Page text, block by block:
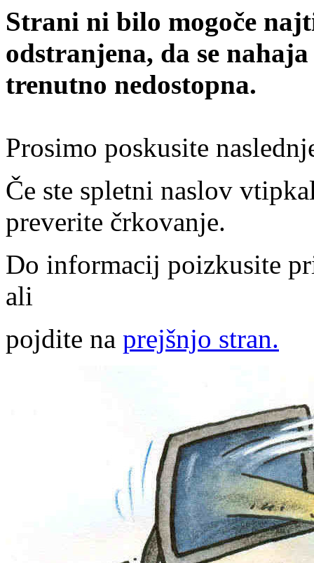
Strani ni bilo mogoče
odstranjena, da se
trenutno nedostopna.
Prosimo poskusite
Če ste spletni naslov
preverite črkovanje.
Do informacij poizkusite
ali
pojdite na prejšnjo stran.